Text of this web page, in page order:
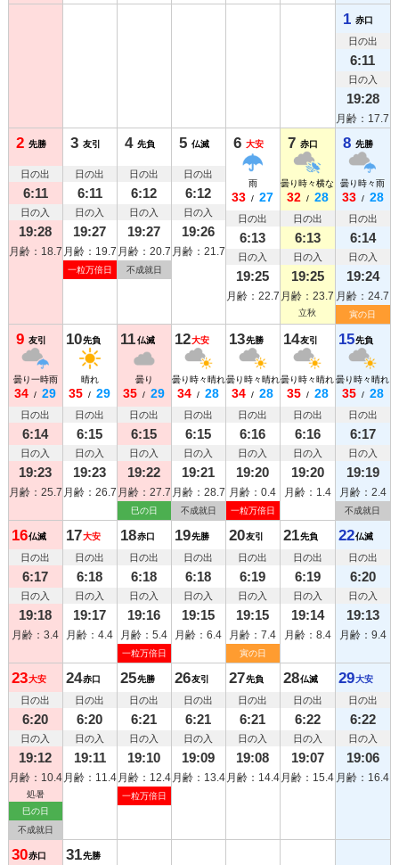
1 赤口
日の出
6:11
日の入
19:28
月齢：17.7
2 先勝
日の出
6:11
日の入
19:28
月齢：18.7
3 友引
日の出
6:11
日の入
19:27
月齢：19.7
一粒万倍日
4 先負
日の出
6:12
日の入
19:27
月齢：20.7
不成就日
5 仏滅
日の出
6:12
日の入
19:26
月齢：21.7
6 大安
雨
33 / 27
日の出
6:13
日の入
19:25
月齢：22.7
7 赤口
曇り時々横なぐりの雨
32 / 28
日の出
6:13
日の入
19:25
月齢：23.7
立秋
8 先勝
曇り時々雨
33 / 28
日の出
6:14
日の入
19:24
月齢：24.7
寅の日
9 友引
曇り一時雨
34 / 29
日の出
6:14
日の入
19:23
月齢：25.7
10先負
晴れ
35 / 29
日の出
6:15
日の入
19:23
月齢：26.7
11仏滅
曇り
35 / 29
日の出
6:15
日の入
19:22
月齢：27.7
巳の日
12大安
曇り時々晴れ
34 / 28
日の出
6:15
日の入
19:21
月齢：28.7
不成就日
13先勝
曇り時々晴れ
34 / 28
日の出
6:16
日の入
19:20
月齢：0.4
一粒万倍日
14友引
曇り時々晴れ
35 / 28
日の出
6:16
日の入
19:20
月齢：1.4
15先負
曇り時々晴れ
35 / 28
日の出
6:17
日の入
19:19
月齢：2.4
不成就日
16仏滅
日の出
6:17
日の入
19:18
月齢：3.4
17大安
日の出
6:18
日の入
19:17
月齢：4.4
18赤口
日の出
6:18
日の入
19:16
月齢：5.4
一粒万倍日
19先勝
日の出
6:18
日の入
19:15
月齢：6.4
20友引
日の出
6:19
日の入
19:15
月齢：7.4
寅の日
21先負
日の出
6:19
日の入
19:14
月齢：8.4
22仏滅
日の出
6:20
日の入
19:13
月齢：9.4
23大安
日の出
6:20
日の入
19:12
月齢：10.4
処暑
巳の日
不成就日
24赤口
日の出
6:20
日の入
19:11
月齢：11.4
25先勝
日の出
6:21
日の入
19:10
月齢：12.4
一粒万倍日
26友引
日の出
6:21
日の入
19:09
月齢：13.4
27先負
日の出
6:21
日の入
19:08
月齢：14.4
28仏滅
日の出
6:22
日の入
19:07
月齢：15.4
29大安
日の出
6:22
日の入
19:06
月齢：16.4
30赤口 31先勝